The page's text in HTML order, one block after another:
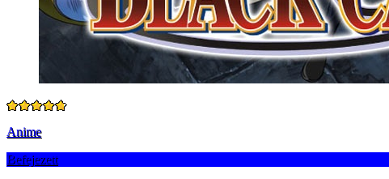
Anime
Befejezett